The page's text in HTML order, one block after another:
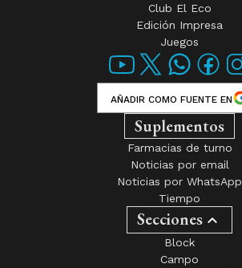
Club El Eco
Edición Impresa
Juegos
AÑADIR COMO FUENTE EN
Suplementos
Farmacias de turno
Noticias por email
Noticias por WhatsApp
Tiempo
Secciones
Block
Campo